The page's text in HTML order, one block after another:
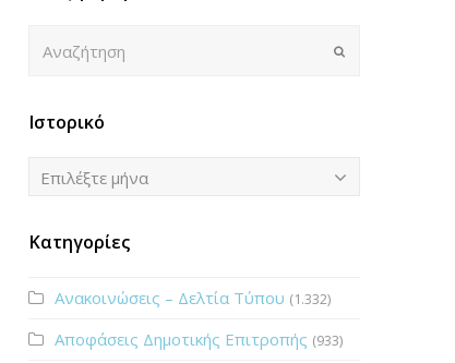
Ιστορικό
Ιστορικό
Επιλέξτε μήνα
Κατηγορίες
Ανακοινώσεις – Δελτία Τύπου (1.332)
Αποφάσεις Δημοτικής Επιτροπής (933)